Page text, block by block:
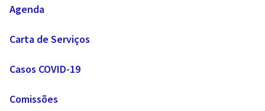
Agenda
Carta de Serviços
Casos COVID-19
Comissões